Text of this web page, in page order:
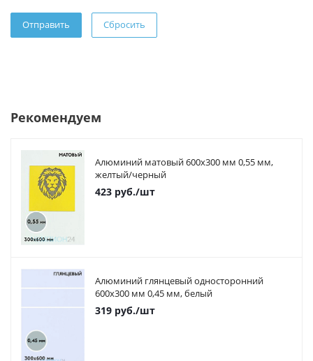
Сбросить
Рекомендуем
Алюминий матовый 600х300 мм 0,55 мм,
желтый/черный
423 руб./шт
Алюминий глянцевый односторонний
600х300 мм 0,45 мм, белый
319 руб./шт